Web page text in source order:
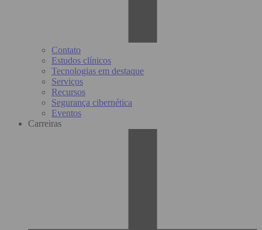
Contato
Estudos clínicos
Tecnologias em destaque
Serviços
Recursos
Segurança cibernética
Eventos
Carreiras